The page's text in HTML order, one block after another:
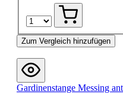
Zum Vergleich hinzufügen
Gardinenstange Messing